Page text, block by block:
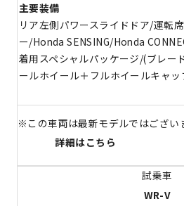
主要装備
リア左側パワースライドドア/運転
ー/Honda SENSING/Honda
着用スペシャルパッケージ/(ブレー
ールホイール＋フルホイールキャッ
※この車両は最新モデルではござい
詳細はこちら
WR-V